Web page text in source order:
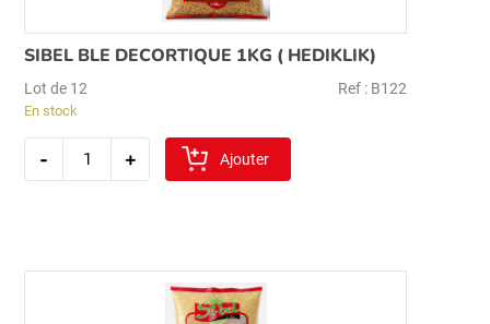
SIBEL BLE DECORTIQUE 1KG ( HEDIKLIK)
Lot de 12 Ref : B122
En stock
-
quantité
+ Ajouter